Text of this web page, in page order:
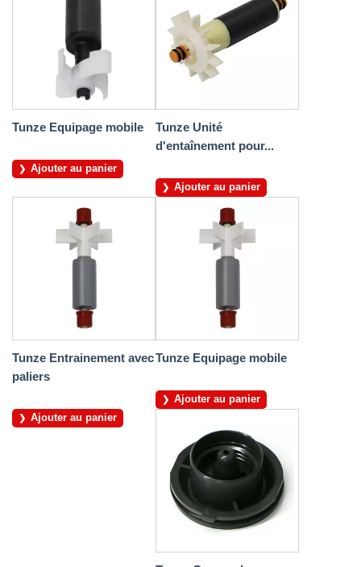
Tunze Equipage mobile
Ajouter au panier
Tunze Unité
d'entaînement pour...
Ajouter au panier
Tunze Entrainement avec
paliers
Ajouter au panier
Tunze Equipage mobile
Ajouter au panier